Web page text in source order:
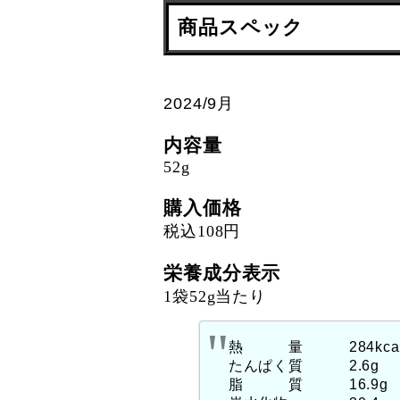
商品スペック
2024/9月
内容量
52g
購入価格
税込108円
栄養成分表示
1袋52g当たり
熱 量
たんぱく質 2.6g
脂 質 16.9g